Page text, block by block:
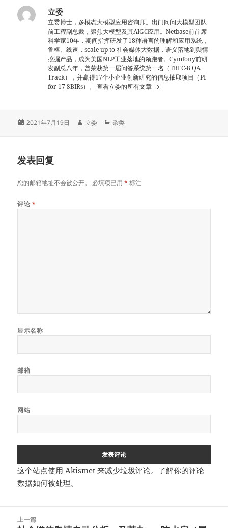
立委
立委博士，多模态大模型应用咨询师。出门问问大模型团队
前工程副总裁，聚焦大模型及其AIGC应用。Netbase前首席
科学家10年，期间指挥研发了18种语言的理解和应用系统，
鲁棒、线速，scale up to 社会媒体大数据，语义落地到舆情
挖掘产品，成为美国NLP工业落地的领跑者。Cymfony前研
发副总八年，曾荣获第一届问答系统第一名（TREC-8 QA
Track），并赢得17个小企业创新研究的信息抽取项目（PI
for 17 SBIRs）。查看立委的所有文章
发
2021年7月19日
作
立委
分
杂类
发表回复
您的邮箱地址不会被公开。 必填项已用* 标注
评论 *
显示名称
邮箱
网站
这个站点使用 Akismet 来减少垃圾评论。 了解你的评论
数据如何被处理。
上一篇